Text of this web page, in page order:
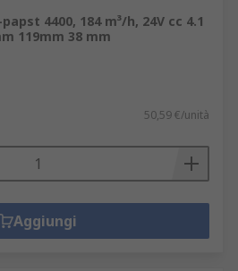
4400, 184 m³/h, 24V cc 4.1
119mm 38 mm
50,59 €/unità
Aggiungi